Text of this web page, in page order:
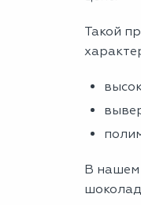
Такой
В нашем